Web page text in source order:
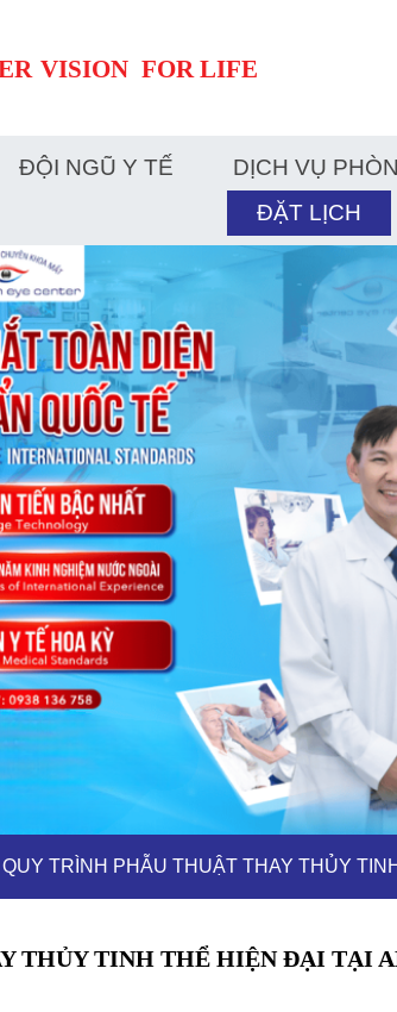
ĐỘI NGŨ Y TẾ DỊCH VỤ
ĐẶT LỊCH
QUY TRÌNH PHẪU THUẬT THAY THỦY
THỦY TINH THỂ HIỆN ĐẠI TẠI